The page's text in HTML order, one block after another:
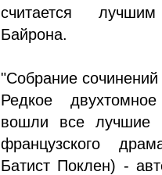
считается
Байрона.
"Собрание
Редкое
вошли все лучшие
французского
Батист Поклен) -